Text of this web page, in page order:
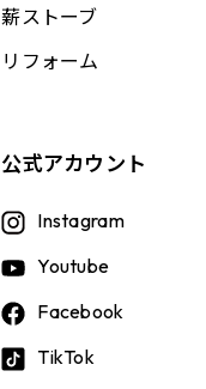
薪ストーブ
リフォーム
公式アカウント
Instagram
Youtube
Facebook
TikTok